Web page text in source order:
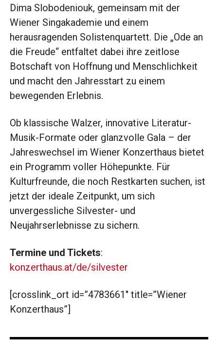
Dima Slobodeniouk, gemeinsam mit der
Wiener Singakademie und einem
herausragenden Solistenquartett. Die „Ode an
die Freude“ entfaltet dabei ihre zeitlose
Botschaft von Hoffnung und Menschlichkeit
und macht den Jahresstart zu einem
bewegenden Erlebnis.
Ob klassische Walzer, innovative Literatur-
Musik-Formate oder glanzvolle Gala – der
Jahreswechsel im Wiener Konzerthaus bietet
ein Programm voller Höhepunkte. Für
Kulturfreunde, die noch Restkarten suchen, ist
jetzt der ideale Zeitpunkt, um sich
unvergessliche Silvester- und
Neujahrserlebnisse zu sichern.
Termine und Tickets:
konzerthaus.at/de/silvester
[crosslink_ort id=”4783661″ title=”Wiener
Konzerthaus”]